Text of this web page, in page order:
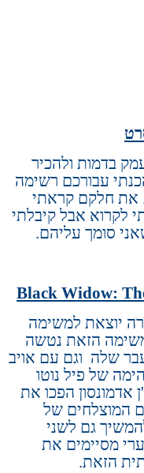
בדמות ולהכיר
עבורכם רשימה
את חלקם קראתי
לקרוא אבל קיבלתי
סומך עליהם.
Black Widow:
יוצאת למשימה
הזאת נטשה
שלה וגם עם אויב
של פיל נוטו
אדמונסון הפכו את
המוצלחים של
גם לשני
מסיימים את
הזאת.